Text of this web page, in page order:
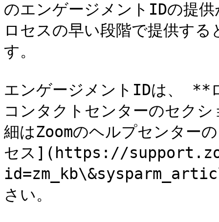
のエンゲージメントIDの提
ロセスの早い段階で提供す
す。
エンゲージメントIDは、 **
コンタクトセンターのセク
細はZoomのヘルプセンター
セス](https://
さい。